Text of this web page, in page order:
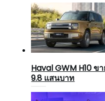
Haval GWM H10 ข
9.8 แสนบาท